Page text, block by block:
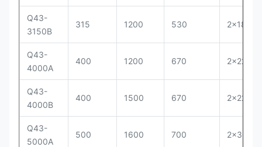
Q43-
3150B
315 1200 530 2×18.5
Q43-
4000A
400 1200 670 2×22
Q43-
4000B
400 1500 670 2×22
Q43-
5000A
500 1600 700 2×30